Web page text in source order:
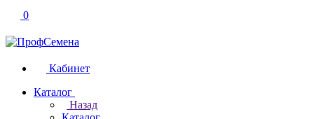
0
Кабинет
Каталог
Назад